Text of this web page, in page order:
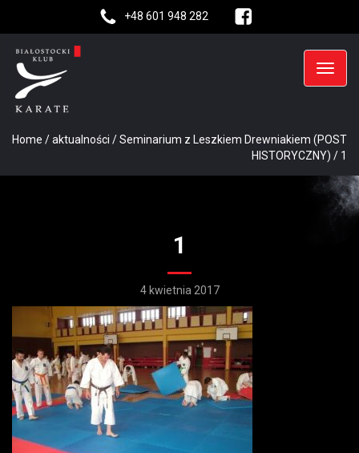
+48 601 948 282
Home /aktualności /Seminarium z Leszkiem Drewniakiem (POST
HISTORYCZNY) / 1
1
4 kwietnia 2017